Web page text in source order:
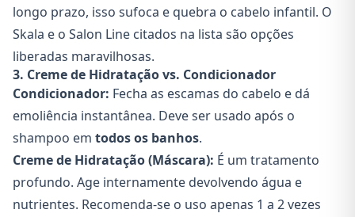
longo prazo, isso sufoca e quebra o cabelo infantil. O
Skala e o Salon Line citados na lista são opções
liberadas maravilhosas.
3. Creme de Hidratação vs. Condicionador
Condicionador: Fecha as escamas do cabelo e dá
emoliência instantânea. Deve ser usado após o
shampoo em todos os banhos.
Creme de Hidratação (Máscara): É um tratamento
profundo. Age internamente devolvendo água e
nutrientes. Recomenda-se o uso apenas 1 a 2 vezes